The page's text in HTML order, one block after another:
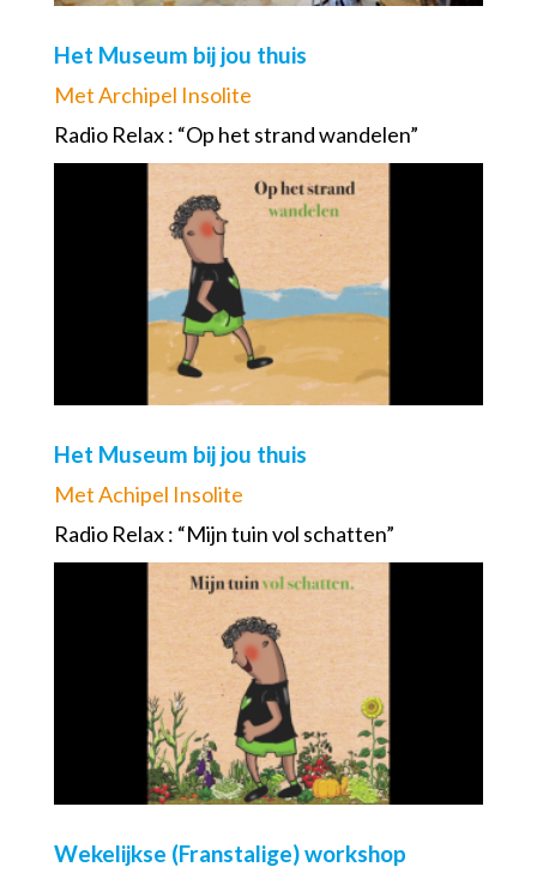
Het Museum bij jou thuis
Met Archipel Insolite
Radio Relax : “Op het strand wandelen”
Het Museum bij jou thuis
Met Achipel Insolite
Radio Relax : “Mijn tuin vol schatten”
Wekelijkse (Franstalige) workshop